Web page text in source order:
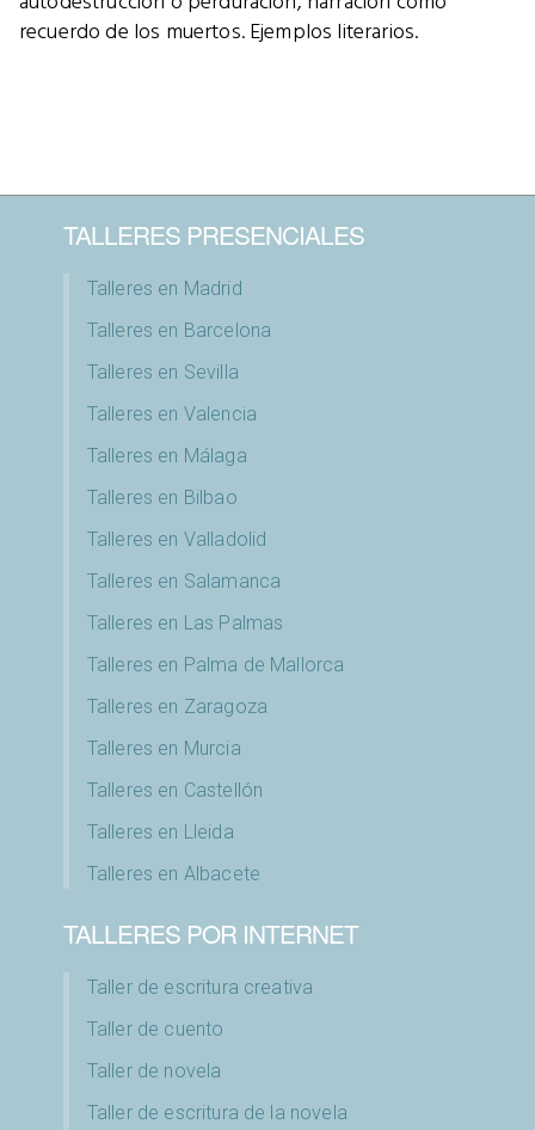
recuerdo de los muertos. Ejemplos literarios.
TALLERES PRESENCIALES
Talleres en Madrid
Talleres en Barcelona
Talleres en Sevilla
Talleres en Valencia
Talleres en Málaga
Talleres en Bilbao
Talleres en Valladolid
Talleres en Salamanca
Talleres en Las Palmas
Talleres en Palma de Mallorca
Talleres en Zaragoza
Talleres en Murcia
Talleres en Castellón
Talleres en Lleida
Talleres en Albacete
TALLERES POR INTERNET
Taller de escritura creativa
Taller de cuento
Taller de novela
Taller de escritura de la novela